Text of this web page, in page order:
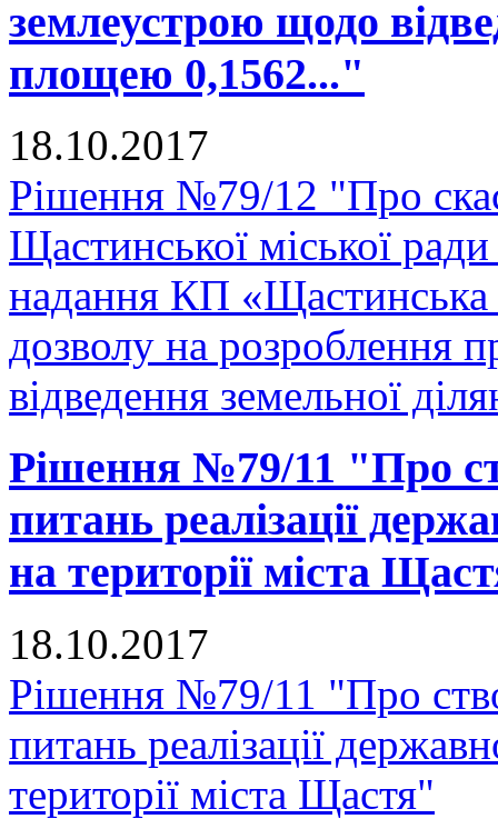
землеустрою щодо
площею 0,1562..."
18.10.2017
Рішення №79/12 "Про
Щастинської міської
надання КП «Щастинська
дозволу на розроблення
відведення земельної
Рішення №79/11 "Про
питань реалізації
на території міста
18.10.2017
Рішення №79/11 "Про
питань реалізації
території міста Щастя"